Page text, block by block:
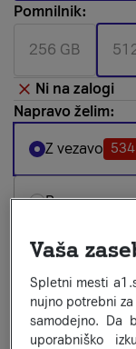
Pomnilnik:
256 GB
Ni na zalogi
Napravo želim:
Z vezavo
Brez vezave
Izberi paket:
miniMIO
7,99€/m za
Vaša
Spletni mesti
nujno potrebni
samodejno. Da
uporabniško